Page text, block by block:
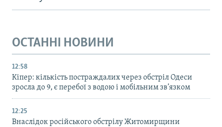
ОСТАННІ НОВИНИ
12:58
Кіпер: кількість постраждалих через обстріл Одеси
зросла до 9, є перебої з водою і мобільним зв’язком
12:25
Внаслідок російського обстрілу Житомирщини